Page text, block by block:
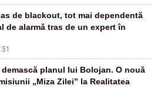
de blackout, tot mai dependentă
de alarmă tras de un expert în
demască planul lui Bolojan. O nouă
„Miza Zilei” la Realitatea